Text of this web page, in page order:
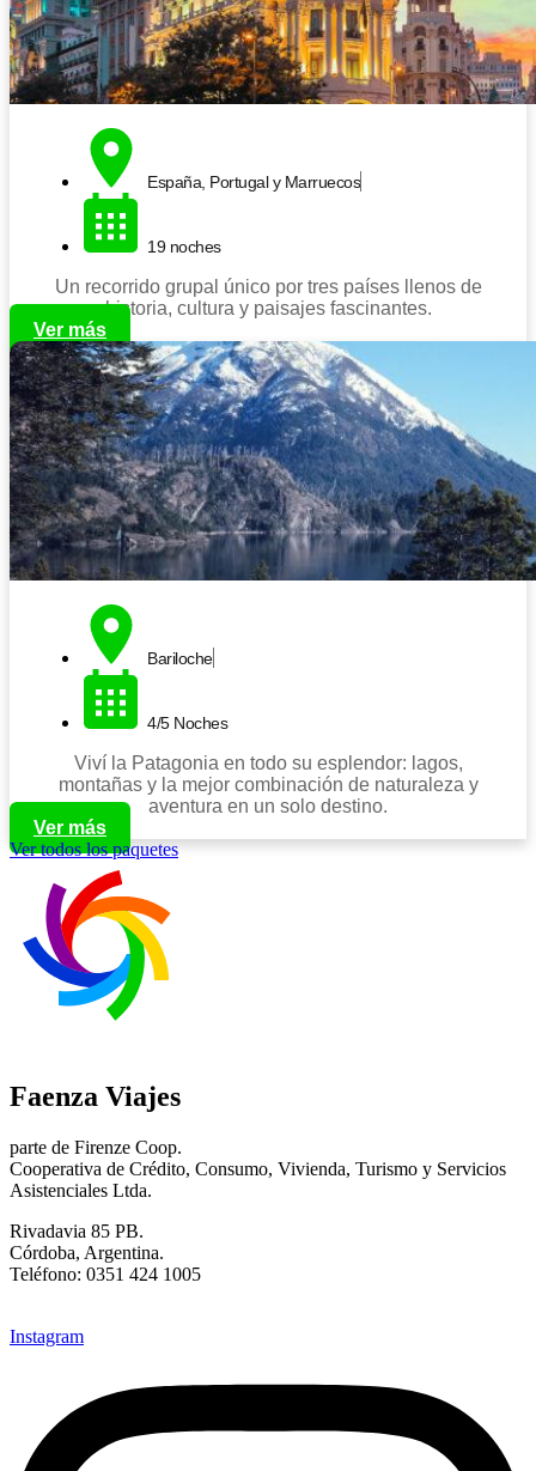
España, Portugal y Marruecos
19 noches
Un recorrido grupal único por tres países llenos de
historia, cultura y paisajes fascinantes.
Ver más
Bariloche
4/5 Noches
Viví la Patagonia en todo su esplendor: lagos,
montañas y la mejor combinación de naturaleza y
aventura en un solo destino.
Ver más
Ver todos los paquetes
Faenza Viajes
parte de Firenze Coop.
Cooperativa de Crédito, Consumo, Vivienda, Turismo y Servicios
Asistenciales Ltda.
Rivadavia 85 PB.
Córdoba, Argentina.
Teléfono: 0351 424 1005
Instagram